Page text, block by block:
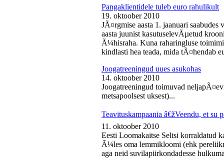
Pangaklientidele tuleb euro rahulikult
19. oktoober 2010
JÃ¤rgmise aasta 1. jaanuari
aasta juunist kasutuselevÃµetud
Ã¼hisraha. Kuna raharingluse
kindlasti hea teada, mida tÃ¤hendab
Joogatreeningud uues asukohas
14. oktoober 2010
Joogatreeningud toimuvad
metsapoolsest uksest)...
Teavituskampaania â€žVeendu, et su
11. oktoober 2010
Eesti Loomakaitse Seltsi korraldatud
Ã¼les oma lemmikloomi (ehk
aga neid suvilapiirkondadesse